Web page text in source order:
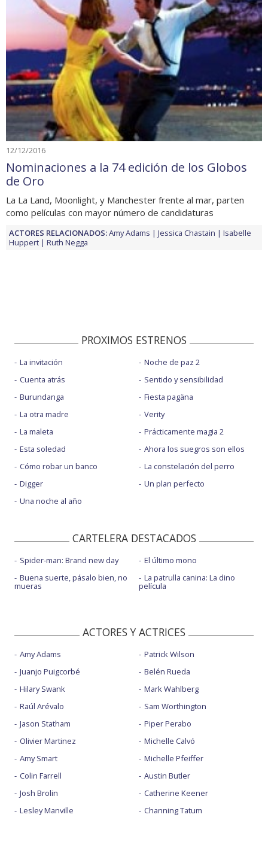
12/12/2016
Nominaciones a la 74 edición de los Globos
de Oro
La La Land, Moonlight, y Manchester frente al mar, parten
como películas con mayor número de candidaturas
ACTORES RELACIONADOS:Amy Adams Jessica Chastain
Isabelle
Huppert
Ruth Negga
PROXIMOS ESTRENOS
La invitación
Cuenta atrás
Burundanga
La otra madre
La maleta
Esta soledad
Cómo robar un banco
Digger
Una noche al año
Noche de paz 2
Sentido y sensibilidad
Fiesta pagäna
Verity
Prácticamente magia 2
Ahora los suegros son ellos
La constelación del perro
Un plan perfecto
CARTELERA DESTACADOS
Spider-man: Brand new day
Buena suerte, pásalo bien, no
mueras
El último mono
La patrulla canina: La dino
película
ACTORES Y ACTRICES
Amy Adams
Juanjo Puigcorbé
Hilary Swank
Raúl Arévalo
Jason Statham
Olivier Martinez
Amy Smart
Colin Farrell
Josh Brolin
Lesley Manville
Patrick Wilson
Belén Rueda
Mark Wahlberg
Sam Worthington
Piper Perabo
Michelle Calvó
Michelle Pfeiffer
Austin Butler
Catherine Keener
Channing Tatum